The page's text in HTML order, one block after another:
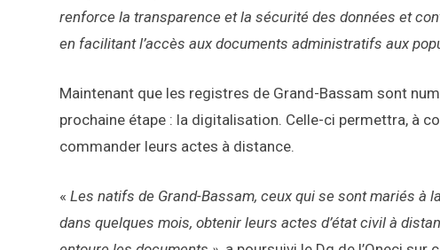
renforce la transparence et la sécurité des données et
en facilitant l’accès aux documents administratifs aux
Maintenant que les registres de Grand-Bassam sont
prochaine étape : la digitalisation. Celle-ci permettra, à
commander leurs actes à distance.
« Les natifs de Grand-Bassam, ceux qui se sont mariés à
dans quelques mois, obtenir leurs actes d’état civil à